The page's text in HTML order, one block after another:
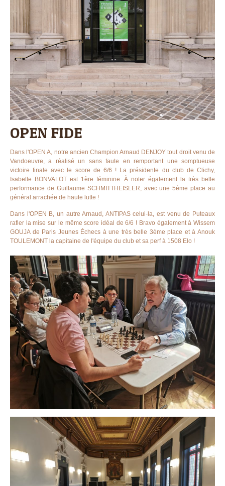
OPEN FIDE
Dans l'OPEN A, notre ancien Champion Arnaud DENJOY tout droit venu de
Vandoeuvre, a réalisé un sans faute en remportant une somptueuse
victoire finale avec le score de 6/6 ! La présidente du club de Clichy,
Isabelle BONVALOT est 1ère féminine. À noter également la très belle
performance de Guillaume SCHMITTHEISLER, avec une 5ème place au
général arrachée de haute lutte !
Dans l'OPEN B, un autre Arnaud, ANTIPAS celui-la, est venu de Puteaux
rafler la mise sur le même score idéal de 6/6 ! Bravo également à Wissem
GOUJA de Paris Jeunes Échecs à une très belle 3ème place et à Anouk
TOULEMONT la capitaine de l'équipe du club et sa perf à 1508 Elo !